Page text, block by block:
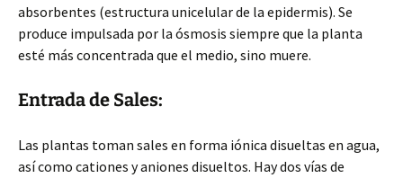
absorbentes (estructura unicelular de la epidermis). Se
produce impulsada por la ósmosis siempre que la planta
esté más concentrada que el medio, sino muere.
Entrada de Sales:
Las plantas toman sales en forma iónica disueltas en agua,
así como cationes y aniones disueltos. Hay dos vías de